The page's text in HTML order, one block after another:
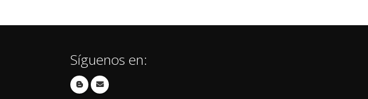
Síguenos en: